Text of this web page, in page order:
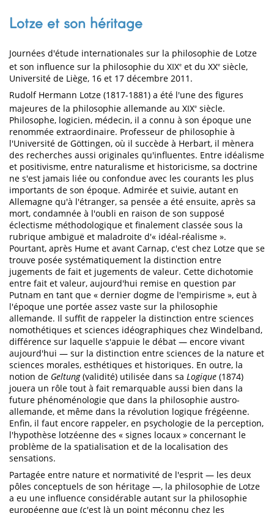
Lotze et son héritage
Journées d'étude internationales sur la philosophie de Lotze
et son influence sur la philosophie du XIXe et du XXe siècle,
Université de Liège, 16 et 17 décembre 2011.
Rudolf Hermann Lotze (1817-1881) a été l'une des figures
majeures de la philosophie allemande au XIXe siècle.
Philosophe, logicien, médecin, il a connu à son époque une
renommée extraordinaire. Professeur de philosophie à
l'Université de Göttingen, où il succède à Herbart, il mènera
des recherches aussi originales qu'influentes. Entre idéalisme
et positivisme, entre naturalisme et historicisme, sa doctrine
ne s'est jamais liée ou confondue avec les courants les plus
importants de son époque. Admirée et suivie, autant en
Allemagne qu'à l'étranger, sa pensée a été ensuite, après sa
mort, condamnée à l'oubli en raison de son supposé
éclectisme méthodologique et finalement classée sous la
rubrique ambiguë et maladroite d'« idéal-réalisme ».
Pourtant, après Hume et avant Carnap, c'est chez Lotze que se
trouve posée systématiquement la distinction entre
jugements de fait et jugements de valeur. Cette dichotomie
entre fait et valeur, aujourd'hui remise en question par
Putnam en tant que « dernier dogme de l'empirisme », eut à
l'époque une portée assez vaste sur la philosophie
allemande. Il suffit de rappeler la distinction entre sciences
nomothétiques et sciences idéographiques chez Windelband,
différence sur laquelle s'appuie le débat — encore vivant
aujourd'hui — sur la distinction entre sciences de la nature et
sciences morales, esthétiques et historiques. En outre, la
notion de Geltung(validité) utilisée dans sa Logique (1874)
jouera un rôle tout à fait remarquable aussi bien dans la
future phénoménologie que dans la philosophie austro-
allemande, et même dans la révolution logique frégéenne.
Enfin, il faut encore rappeler, en psychologie de la perception,
l'hypothèse lotzéenne des « signes locaux » concernant le
problème de la spatialisation et de la localisation des
sensations.
Partagée entre nature et normativité de l'esprit — les deux
pôles conceptuels de son héritage —, la philosophie de Lotze
a eu une influence considérable autant sur la philosophie
européenne que (c'est là un point méconnu chez les